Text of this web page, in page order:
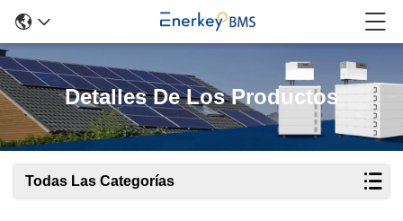
Detalles De Los Productos
Todas Las Categorías